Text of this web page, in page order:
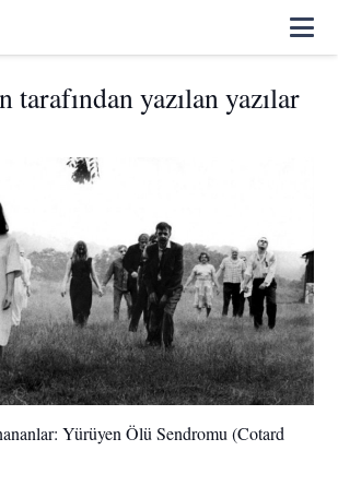
tarafından yazılan yazılar
Yürüyen Ölü Sendromu (Cotard